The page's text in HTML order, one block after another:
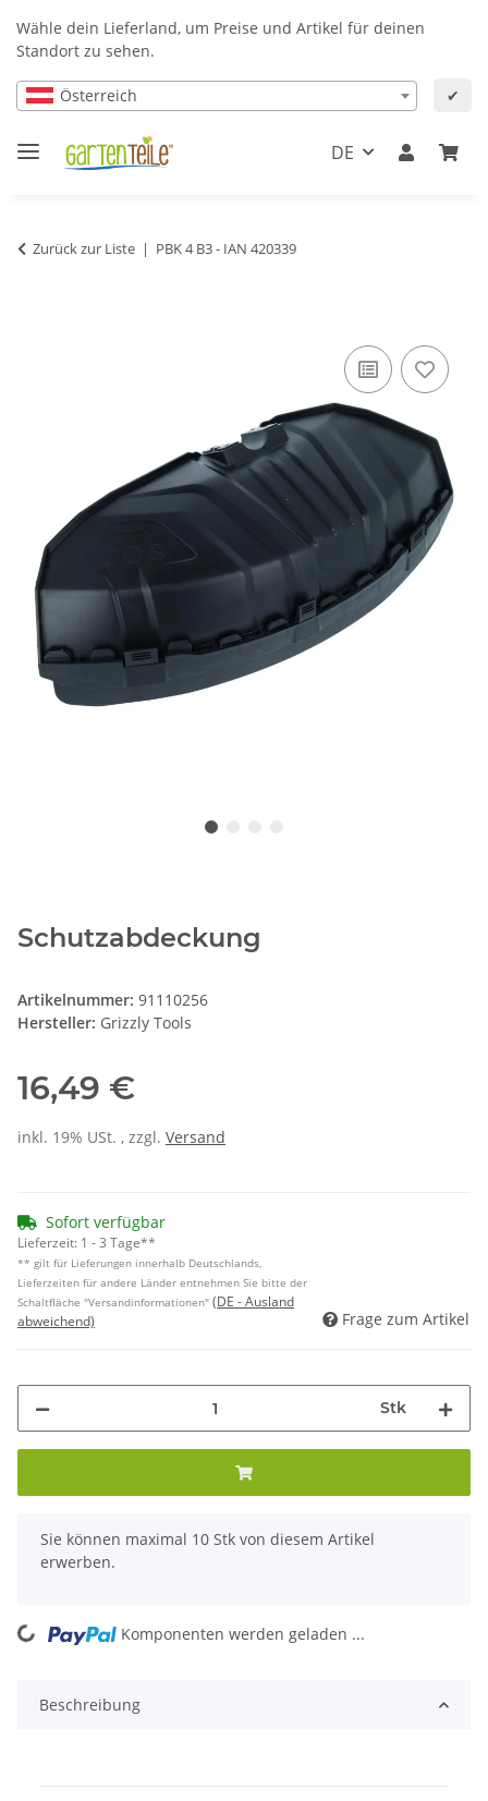
Wähle dein Lieferland, um Preise und Artikel für deinen
Standort zu sehen.
Österreich ✔
DE
Zurück zur Liste PBK 4 B3 - IAN 420339
Schutzabdeckung
Artikelnummer: 91110256
Hersteller: Grizzly Tools
16,49 €
inkl. 19% USt. , zzgl. Versand
Sofort verfügbar
Lieferzeit: 1 - 3 Tage**
** gilt für Lieferungen innerhalb Deutschlands,
Lieferzeiten für andere Länder entnehmen Sie bitte der
Schaltfläche "Versandinformationen" (DE - Ausland
abweichend)
Frage zum Artikel
Stk
x
Sie können maximal 10 Stk von diesem Artikel
erwerben.
Loading... Komponenten werden geladen ...
Beschreibung